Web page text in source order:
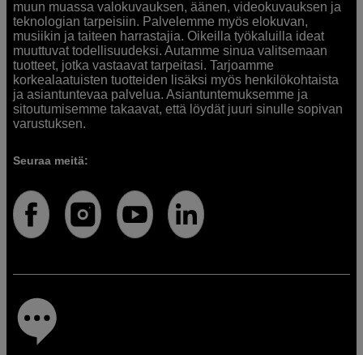
muun muassa valokuvauksen, äänen, videokuvauksen ja
teknologian tarpeisiin. Palvelemme myös elokuvan,
musiikin ja taiteen harrastajia. Oikeilla työkaluilla ideat
muuttuvat todellisuudeksi. Autamme sinua valitsemaan
tuotteet, jotka vastaavat tarpeitasi. Tarjoamme
korkealaatuisten tuotteiden lisäksi myös henkilökohtaista
ja asiantuntevaa palvelua. Asiantuntemuksemme ja
sitoutumisemme takaavat, että löydät juuri sinulle sopivan
varustuksen.
Seuraa meitä: